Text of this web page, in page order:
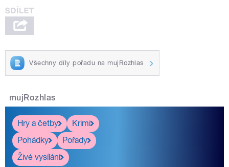
Všechny díly pořadu na mujRozhlas
mujRozhlas
Hry a četby
Krimi
Pohádky
Pořady
Živé vysílání